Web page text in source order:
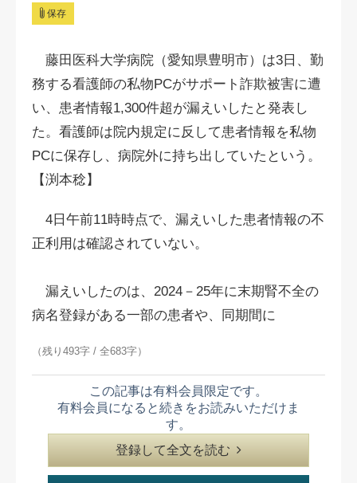
保存
藤田医科大学病院（愛知県豊明市）は3日、勤
務する看護師の私物PCがサポート詐欺被害に遭
い、患者情報1,300件超が漏えいしたと発表し
た。看護師は院内規定に反して患者情報を私物
PCに保存し、病院外に持ち出していたという。
【渕本稔】
4日午前11時時点で、漏えいした患者情報の不
正利用は確認されていない。
漏えいしたのは、2024－25年に末期腎不全の
病名登録がある一部の患者や、同期間に
（残り493字 / 全683字）
この記事は有料会員限定です。
有料会員になると続きをお読みいただけま
す。
登録して全文を読む